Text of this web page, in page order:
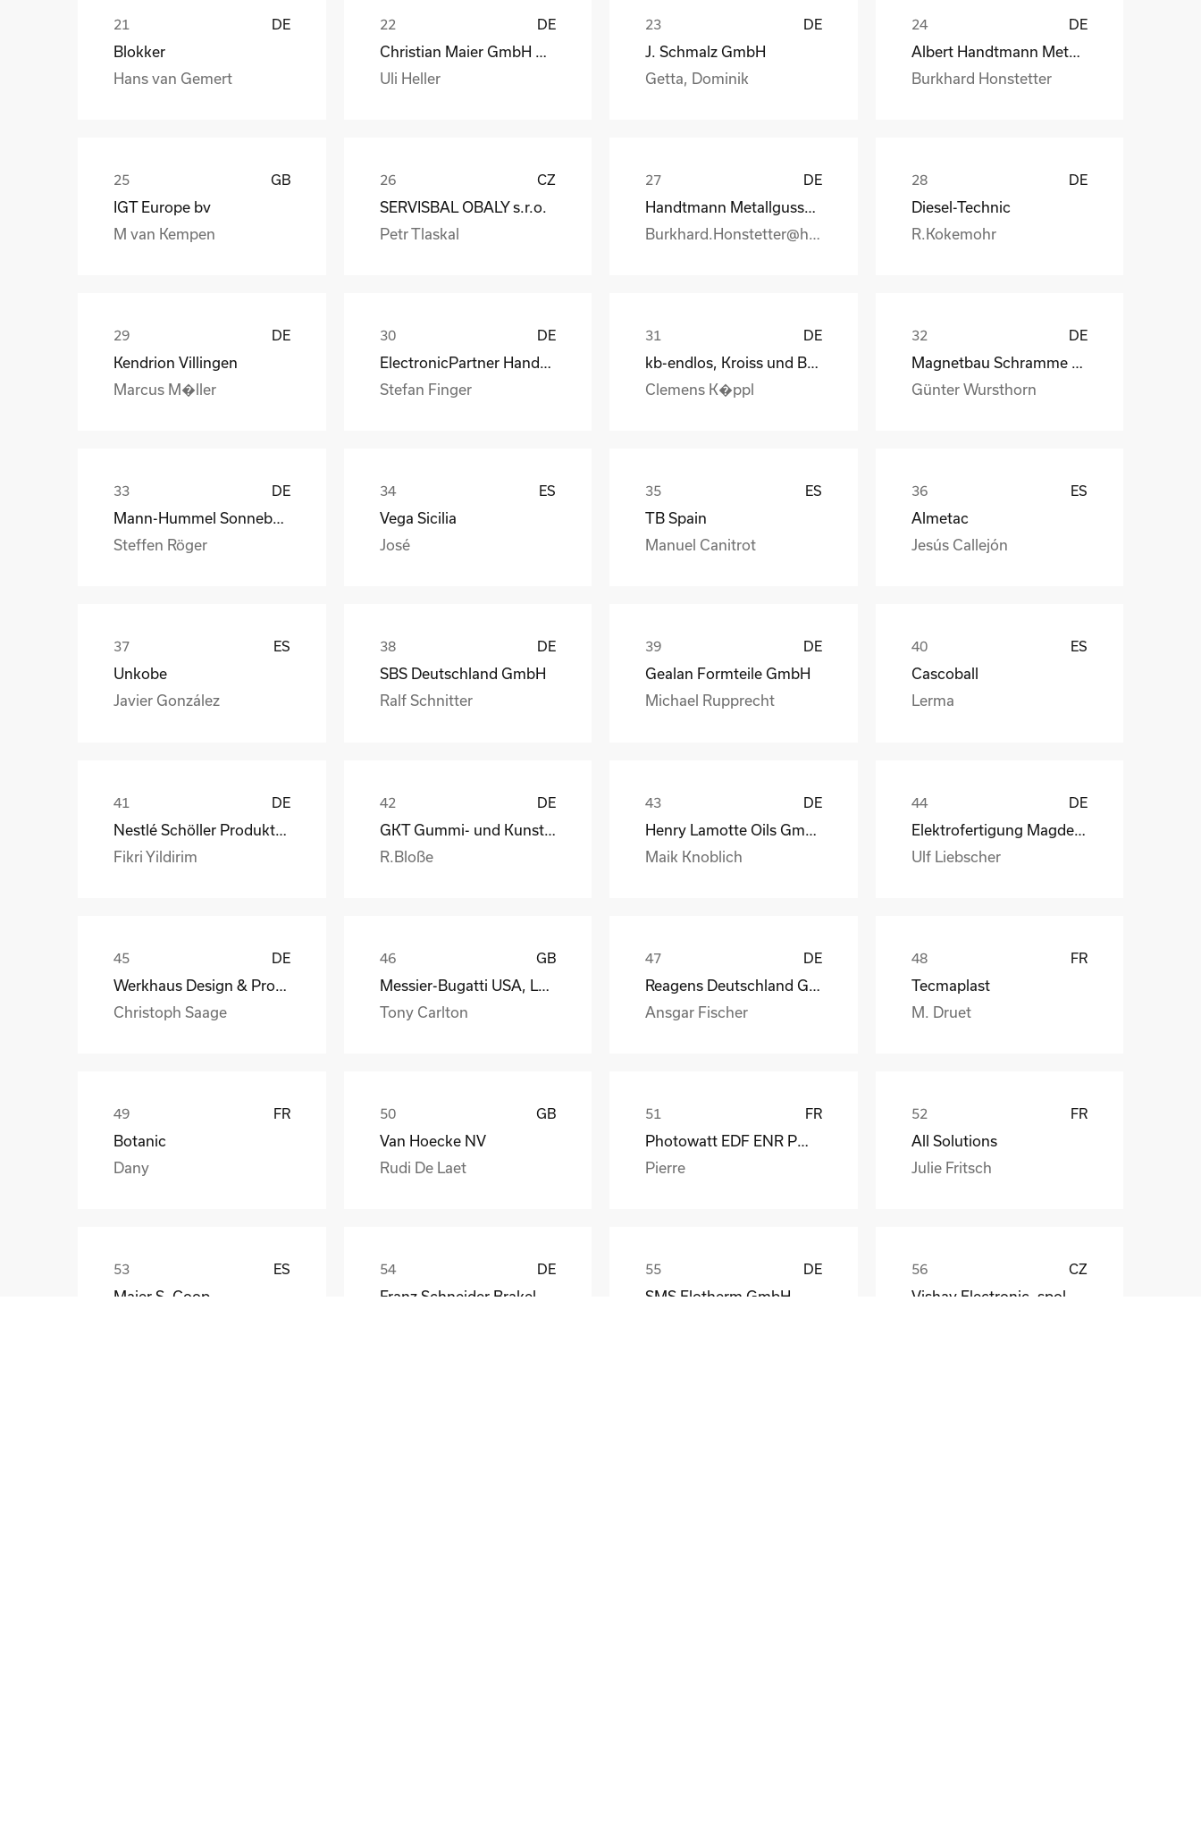
DE
Blokker
Hans van Gemert
DE
Uli Heller
DE
J. Schmalz GmbH
Getta, Dominik
DE
Albert Handtmann Metallgusswerk
Burkhard Honstetter
GB
IGT Europe bv
M van Kempen
CZ
SERVISBAL OBALY s.r.o.
Petr Tlaskal
DE DE
Diesel-Technic
R.Kokemohr
DE
Kendrion Villingen
Marcus M�ller
DE
Stefan Finger
DE
Clemens K�ppl
DE
Günter Wursthorn
DE
Mann-Hummel Sonneberg
Steffen Röger
ES
Vega Sicilia
José
ES
TB Spain
Manuel Canitrot
ES
Almetac
Jesús Callejón
ES
Unkobe
Javier González
DE
SBS Deutschland GmbH
Ralf Schnitter
DE
Gealan Formteile GmbH
Michael Rupprecht
ES
Cascoball
Lerma
DE
Fikri Yildirim
DE
GKT Gummi- und Kunststofftechnik Fürstenwalde Gmb
R.Bloße
DE
Maik Knoblich
DE
Elektrofertigung Magdeburg GmbH
Ulf Liebscher
DE
Christoph Saage
GB
Tony Carlton
DE
Ansgar Fischer
FR
Tecmaplast
M. Druet
FR
Botanic
Dany
GB
Van Hoecke NV
Rudi De Laet
FR
Pierre
FR
All Solutions
Julie Fritsch
ES
Maier S. Coop
DE DE
SMS Elotherm GmbH
CZ